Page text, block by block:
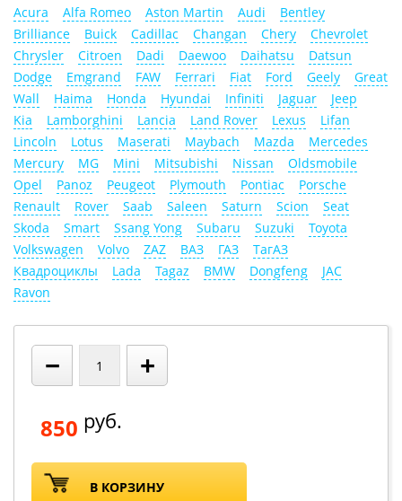
Acura
Alfa Romeo Aston Martin Audi
Bentley
Brilliance
Buick Cadillac Changan Chery
Chevrolet
Chrysler
Citroen Dadi Daewoo Daihatsu
Datsun
Dodge
Emgrand FAW Ferrari Fiat Ford Geely
Great
Wall
Haima Honda Hyundai Infiniti Jaguar
Jeep
Kia
Lamborghini Lancia Land Rover Lexus
Lifan
Lincoln
Lotus Maserati Maybach Mazda
Mercedes
Mercury
MG Mini Mitsubishi Nissan
Oldsmobile
Opel
Panoz Peugeot Plymouth Pontiac
Porsche
Renault
Rover Saab Saleen Saturn Scion
Seat
Skoda
Smart Ssang Yong Subaru Suzuki
Toyota
Volkswagen
Volvo ZAZ ВАЗ ГАЗ
ТагАЗ
Квадроциклы
Lada Tagaz BMW Dongfeng
JAC
Ravon
− +
850 руб.
В КОРЗИНУ